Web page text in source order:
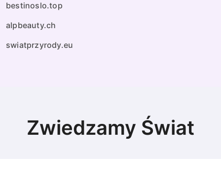
bestinoslo.top
alpbeauty.ch
swiatprzyrody.eu
Zwiedzamy Świat